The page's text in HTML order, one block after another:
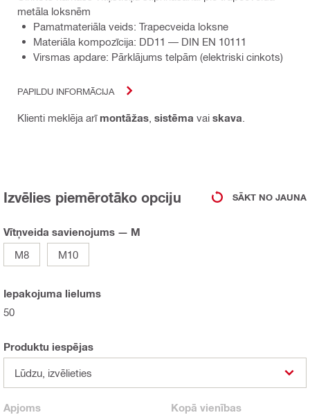
metāla loksnēm
Pamatmateriāla veids: Trapecveida loksne
Materiāla kompozīcija: DD11 — DIN EN 10111
Virsmas apdare: Pārklājums telpām (elektriski cinkots)
PAPILDU INFORMĀCIJA
Klienti meklēja arī montāžas sistēma vai skava
Izvēlies piemērotāko opciju SĀKT NO JAUNA
Vītņveida savienojums — M
M8
M10
Iepakojuma lielums
50
Produktu iespējas
Lūdzu, izvēlieties
Apjoms Kopā vienības